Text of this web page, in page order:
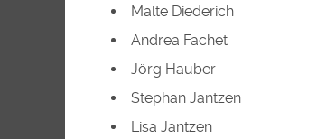
Malte Diederich
Andrea Fachet
Jörg Hauber
Stephan Jantzen
Lisa Jantzen